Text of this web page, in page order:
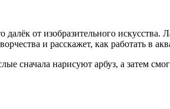
от изобразительного
и расскажет, как работать в
сначала нарисуют арбуз, а затем